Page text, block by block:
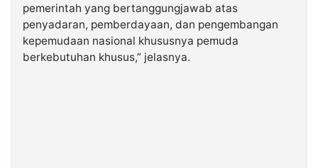
pemerintah yang bertanggungjawab atas
penyadaran, pemberdayaan, dan pengembangan
kepemudaan nasional khususnya pemuda
berkebutuhan khusus,” jelasnya.